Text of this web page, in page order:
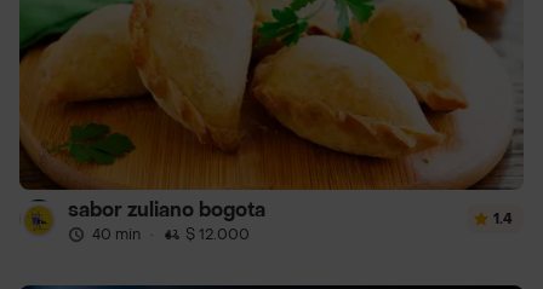
sabor zuliano bogota
40 min · $ 12.000
1.4